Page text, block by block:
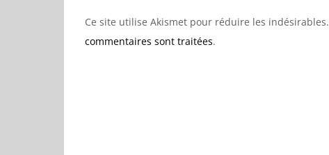
Ce site utilise Akismet pour réduire les indésirables.
commentaires sont traitées.